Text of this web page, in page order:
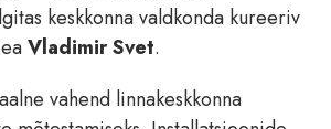
keskkonna valdkonda kureeriv
Vladimir Svet.
vahend linnakeskkonna